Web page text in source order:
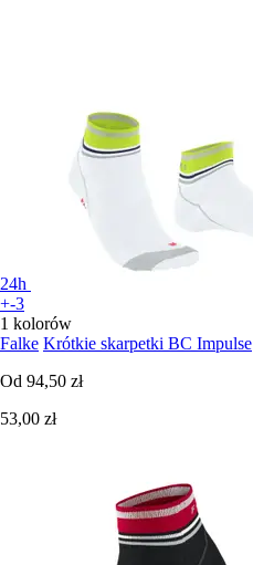
24h
+-3
1 kolorów
Falke Krótkie skarpetki BC Impulse
Od 94,50 zł
53,00 zł